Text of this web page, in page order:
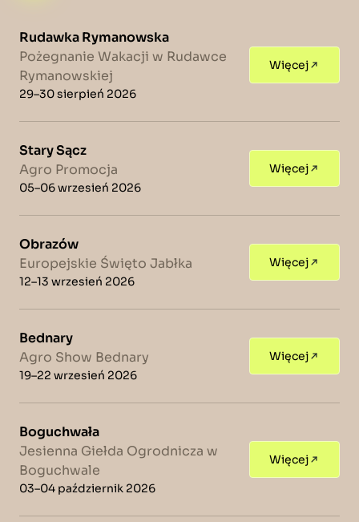
Rudawka Rymanowska
Pożegnanie Wakacji w Rudawce
Rymanowskiej
29–30 sierpień 2026
Więcej
Stary Sącz
Agro Promocja
05–06 wrzesień 2026
Więcej
Obrazów
Europejskie Święto Jabłka
12–13 wrzesień 2026
Więcej
Bednary
Agro Show Bednary
19–22 wrzesień 2026
Więcej
Boguchwała
Jesienna Giełda Ogrodnicza w
Boguchwale
03–04 październik 2026
Więcej